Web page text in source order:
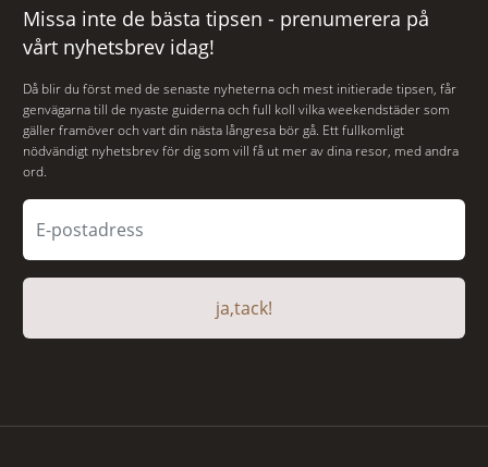
Missa inte de bästa tipsen - prenumerera på
vårt nyhetsbrev idag!
Då blir du först med de senaste nyheterna och mest initierade tipsen, får
genvägarna till de nyaste guiderna och full koll vilka weekendstäder som
gäller framöver och vart din nästa långresa bör gå. Ett fullkomligt
nödvändigt nyhetsbrev för dig som vill få ut mer av dina resor, med andra
ord.
ja,tack!